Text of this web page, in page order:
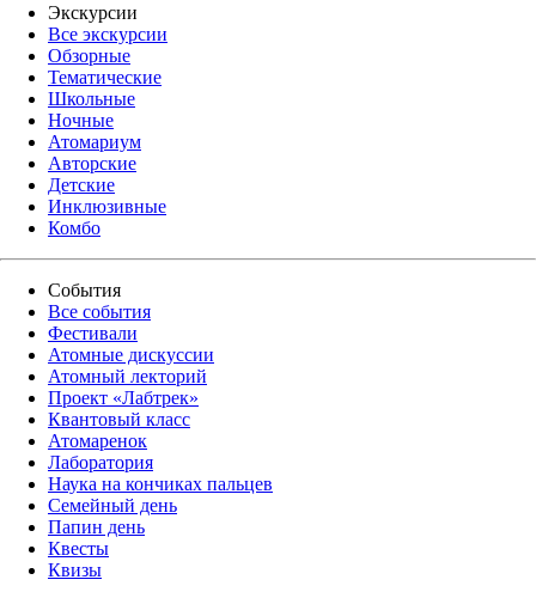
Экскурсии
Все экскурсии
Обзорные
Тематические
Школьные
Ночные
Атомариум
Авторские
Детские
Инклюзивные
Комбо
События
Все события
Фестивали
Атомные дискуссии
Атомный лекторий
Проект «Лабтрек»
Квантовый класс
Атомаренок
Лаборатория
Наука на кончиках пальцев
Семейный день
Папин день
Квесты
Квизы